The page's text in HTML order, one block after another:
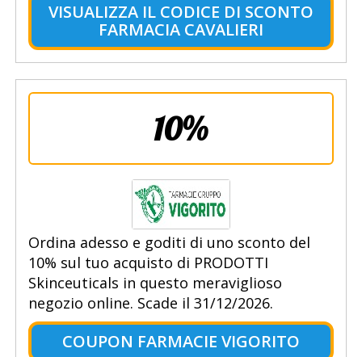
VISUALIZZA IL CODICE DI SCONTO
FARMACIA CAVALIERI
10%
Ordina adesso e goditi di uno sconto del
10% sul tuo acquisto di PRODOTTI
Skinceuticals in questo meraviglioso
negozio online. Scade il 31/12/2026.
COUPON FARMACIE VIGORITO